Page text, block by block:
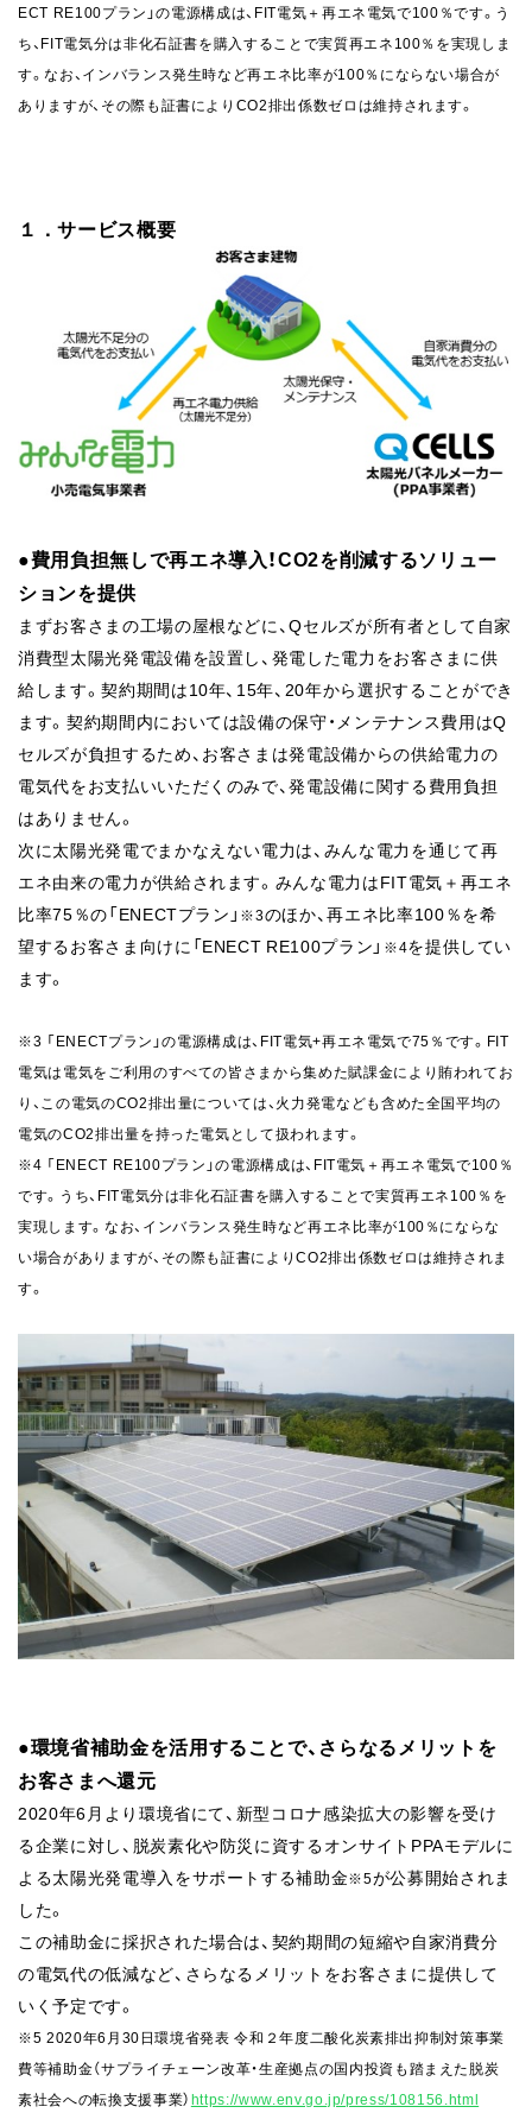
ECT RE100プラン」の電源構成は、FIT電気＋再エネ電気で100％です。う
ち、FIT電気分は非化石証書を購入することで実質再エネ100％を実現しま
す。なお、インバランス発生時など再エネ比率が100％にならない場合が
ありますが、その際も証書によりCO2排出係数ゼロは維持されます。
１．サービス概要
●費用負担無しで再エネ導入！CO2を削減するソリュー
ションを提供
まずお客さまの工場の屋根などに、Qセルズが所有者と して自家
消費型太陽光発電設備を設置し、発電した電力をお客さまに供
給します。契約期間は10年、15年、20年から選択することができ
ます。契約期間内においては設備の保守・メンテナンス費用はQ
セルズが負担するため、お客さまは発電設備からの供給電力の
電気代をお支払いいただくのみで、発電設備に関する費用負担
はありません。
次に太陽光発電でまかなえない電力は、みんな電力を通じて再
エネ由来の電力が供給されます。みんな電力はFIT電気＋ 再エネ
比率75％の「ENECTプラン」 ※3のほか、再エネ比率100％を希
望するお客さま向けに「ENECT RE100プラン」 ※4を提供してい
ます。
※3 「ENECTプラン」の電源構成は、FIT電気+再エネ電気で75％です。FIT
電気は電気をご利用のすべての皆さまから集めた賦課金により賄われてお
り、この電気のCO2排出量については、火力発電なども含めた全国平均の
電気のCO2排出量を持った電気として扱われます。
※4 「ENECT RE100プラン」の電源構成は、FIT電気＋再エネ電気で100％
です。うち、FIT電気分は非化石証書を購入することで実質再エネ100％を
実現します。なお、インバランス発生時など再エネ比率が100％にならな
い場合がありますが、その際も証書によりCO2排出係数ゼロは維持されま
す。
●環境省補助金を活用することで、さらなるメリットを
お客さまへ還元
2020年6月より環境省にて、新型コロナ感染拡大の影響を受け
る企業に対し、脱炭素化や防災に資するオンサイトPPAモデルに
よる太陽光発電導入をサポートする補助金※5が公募開始されま
した。
この補助金に採択された場合は、契約期間の短縮や自家消費分
の電気代の低減など、さらなるメリットをお客さまに提供して
いく予定です。
※5 2020年6月30日環境省発表 令和２年度二酸化炭素排出抑制対策事業
費等補助金（サプライチェーン改革・生産拠点の国内投資も踏まえた脱炭
素社会への転換支援事業）https://www.env.go.jp/press/108156.html